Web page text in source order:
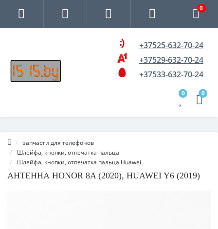
0
+37525-632-70-24
+37529-632-70-24
+37533-632-70-24
0 0
запчасти для телефонов
Шлейфа, кнопки, отпечатка пальца
Шлейфа, кнопки, отпечатка пальца Huawei
АНТЕННА HONOR 8A (2020), HUAWEI Y6 (2019)